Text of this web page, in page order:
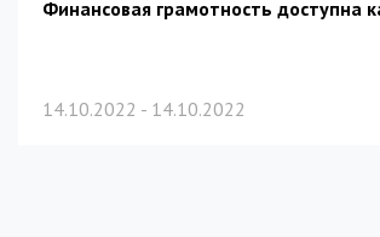
Финансовая грамотность доступна
14.10.2022 - 14.10.2022